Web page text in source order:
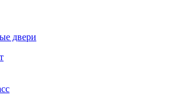
двери